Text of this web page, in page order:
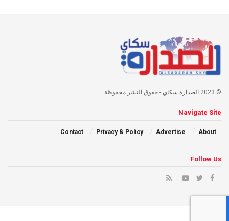
© 2023 الصدارة سكاي- حقوق النشر محفوظة
Navigate Site
About
Advertise
Privacy & Policy
Contact
Follow Us